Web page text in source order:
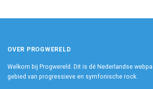
OVER PROGWERELD
Welkom bij Progwereld. Dit is dé Nederlandse
gebied van progressieve en symfonische rock.